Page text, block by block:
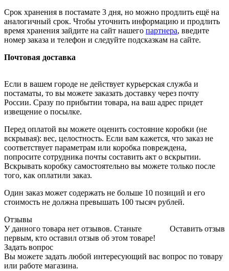
Срок хранения в постамате 3 дня, но можно продлить ещё на
аналогичный срок. Чтобы уточнить информацию и продлить
время хранения зайдите на сайт нашего партнера, введите
номер заказа и телефон и следуйте подсказкам на сайте.
Почтовая доставка
Если в вашем городе не действует курьерская служба и
постаматы, то вы можете заказать доставку через почту
России. Сразу по прибытии товара, на ваш адрес придет
извещение о посылке.
Перед оплатой вы можете оценить состояние коробки (не
вскрывая): вес, целостность. Если вам кажется, что заказ не
соответствует параметрам или коробка повреждена,
попросите сотрудника почты составить акт о вскрытии.
Вскрывать коробку самостоятельно вы можете только после
того, как оплатили заказ.
Один заказ может содержать не больше 10 позиций и его
стоимость не должна превышать 100 тысяч рублей.
Отзывы
Оставить отзыв
У данного товара нет отзывов. Станьте
первым, кто оставил отзыв об этом товаре!
Задать вопрос
Вы можете задать любой интересующий вас вопрос по товару
или работе магазина.